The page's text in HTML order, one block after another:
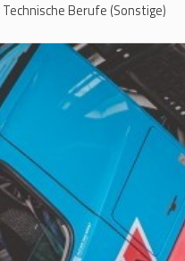
Technische Berufe (Sonstige)